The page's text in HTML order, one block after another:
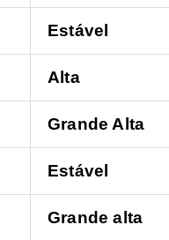
Estável
Alta
Grande Alta
Estável
Grande alta